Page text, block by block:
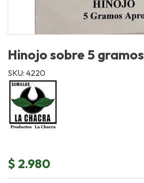
Hinojo sobre 5 gramos
SKU: 4220
$ 2.980